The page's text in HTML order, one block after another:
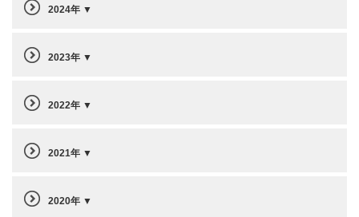
2024年
2023年
2022年
2021年
2020年